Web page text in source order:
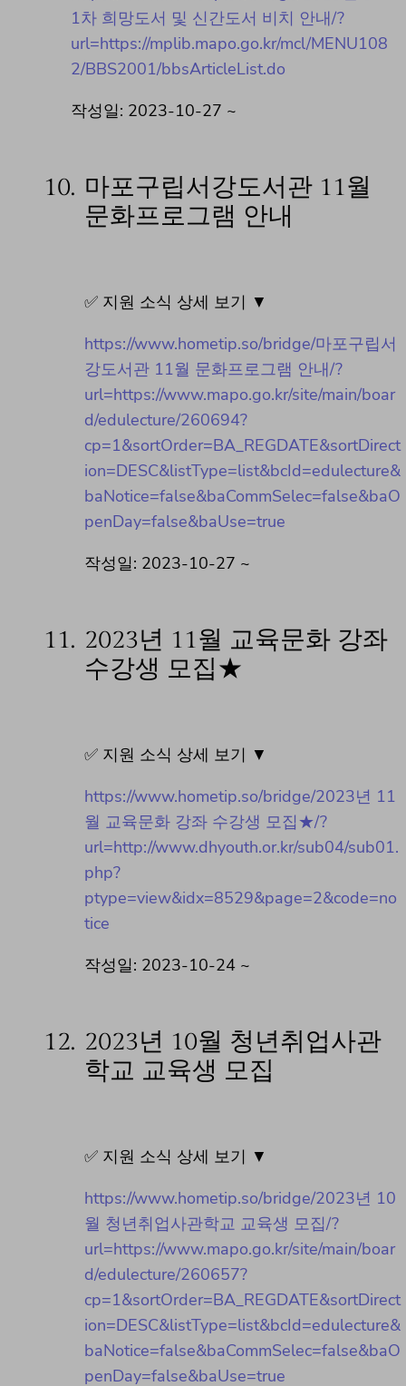
1차 희망도서 및 신간도서 비치 안내/?
url=https://mplib.mapo.go.kr/mcl/MENU108
2/BBS2001/bbsArticleList.do
작성일: 2023-10-27 ~
10. 마포구립서강도서관 11월
문화프로그램 안내
✅ 지원 소식 상세 보기 ▼
https://www.hometip.so/bridge/마포구립서
강도서관 11월 문화프로그램 안내/?
url=https://www.mapo.go.kr/site/main/boar
d/edulecture/260694?
cp=1&sortOrder=BA_REGDATE&sortDirect
ion=DESC&listType=list&bcId=edulecture&
baNotice=false&baCommSelec=false&baO
penDay=false&baUse=true
작성일: 2023-10-27 ~
11. 2023년 11월 교육문화 강좌
수강생 모집★
✅ 지원 소식 상세 보기 ▼
https://www.hometip.so/bridge/2023년 11
월 교육문화 강좌 수강생 모집★/?
url=http://www.dhyouth.or.kr/sub04/sub01.
php?
ptype=view&idx=8529&page=2&code=no
tice
작성일: 2023-10-24 ~
12. 2023년 10월 청년취업사관
학교 교육생 모집
✅ 지원 소식 상세 보기 ▼
https://www.hometip.so/bridge/2023년 10
월 청년취업사관학교 교육생 모집/?
url=https://www.mapo.go.kr/site/main/boar
d/edulecture/260657?
cp=1&sortOrder=BA_REGDATE&sortDirect
ion=DESC&listType=list&bcId=edulecture&
baNotice=false&baCommSelec=false&baO
penDay=false&baUse=true